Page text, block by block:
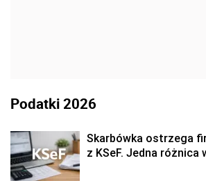
Podatki 2026
Skarbówka ostrzega
z KSeF. Jedna różnica